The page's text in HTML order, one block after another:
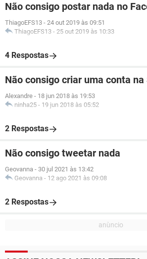
Não consigo postar nada no
ThiagoEFS13 - 24 out 2019 às 09:51
ThiagoEFS13 - 25 out 2019 às 10:33
4 Respostas
Não consigo criar uma conta na
Alexandre - 18 jun 2018 às 19:53
ninha25 - 19 jun 2018 às 05:52
2 Respostas
Não consigo tweetar nada
Geovanna - 30 jul 2021 às 13:42
Geovanna - 12 ago 2021 às 09:08
2 Respostas